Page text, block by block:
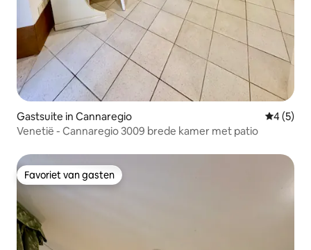
Gastsuite in Cannaregio
4 (5)
Venetië - Cannaregio 3009 brede kamer met patio
Favoriet van gasten
Favoriet van gasten